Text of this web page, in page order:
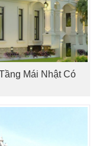
Mái Nhật Có